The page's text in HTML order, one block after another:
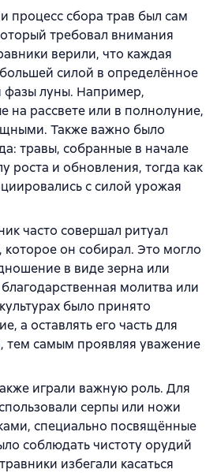
процесс сбора трав был сам
требовал внимания
верили, что каждая
силой в определённое
фазы луны. Например,
на рассвете или в полнолуние,
Также важно было
травы, собранные в начале
роста и обновления, тогда как
с силой урожая
часто совершал ритуал
он собирал. Это могло
в виде зерна или
молитва или
было принято
а оставлять его часть для
тем самым проявляя уважение
играли важную роль. Для
серпы или ножи
специально посвящённые
соблюдать чистоту орудий
избегали касаться